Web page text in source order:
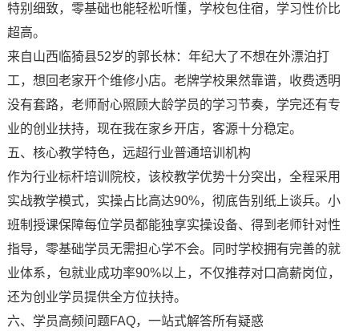
特别细致，零基础也能轻松听懂，学校包住宿，学习性价比
超高。
来自山西临猗县52岁的郭长林：年纪大了不想在外漂泊打
工，想回老家开个维修小店。老牌学校果然靠谱，收费透明
没有套路，老师耐心照顾大龄学员的学习节奏，学完还有专
业的创业扶持，现在我在家乡开店，客源十分稳定。
五、核心教学特色，远超行业普通培训机构
作为行业标杆培训院校，该校教学优势十分突出，全程采用
实战教学模式，实操占比高达90%，彻底告别纸上谈兵。小
班制授课保障每位学员都能独享实操设备、得到老师针对性
指导，零基础学员无需担心学不会。同时学校拥有完善的就
业体系，包就业成功率90%以上，不仅推荐对口高薪岗位，
还为创业学员提供全方位扶持。
六、学员高频问题FAQ，一站式解答所有疑惑